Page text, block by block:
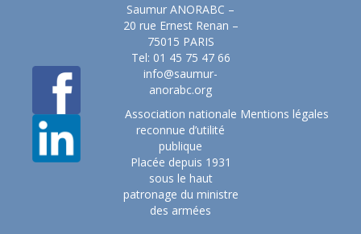
Saumur ANORABC –
20 rue Ernest Renan –
75015 PARIS
Tel: 01 45 75 47 66
info@saumur-
anorabc.org
Association nationale
reconnue d’utilité
publique
Placée depuis 1931
sous le haut
patronage du ministre
des armées
Mentions légales